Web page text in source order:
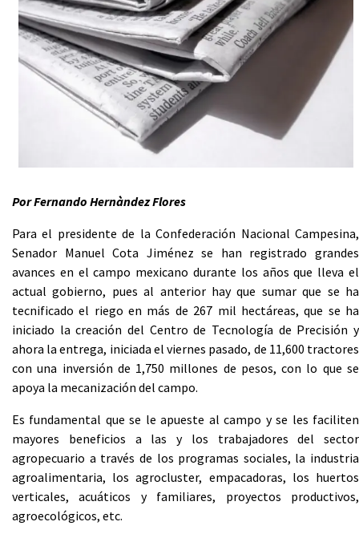
Por Fernando Hernàndez Flores
Para el presidente de la Confederación Nacional Campesina,
Senador Manuel Cota Jiménez se han registrado grandes
avances en el campo mexicano durante los años que lleva el
actual gobierno, pues al anterior hay que sumar que se ha
tecnificado el riego en más de 267 mil hectáreas, que se ha
iniciado la creación del Centro de Tecnología de Precisión y
ahora la entrega, iniciada el viernes pasado, de 11,600 tractores
con una inversión de 1,750 millones de pesos, con lo que se
apoya la mecanización del campo.
Es fundamental que se le apueste al campo y se les faciliten
mayores beneficios a las y los trabajadores del sector
agropecuario a través de los programas sociales, la industria
agroalimentaria, los agrocluster, empacadoras, los huertos
verticales, acuáticos y familiares, proyectos productivos,
agroecológicos, etc.